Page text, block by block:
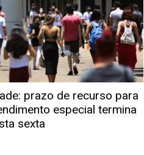
prazo de recurso para
especial termina
sexta